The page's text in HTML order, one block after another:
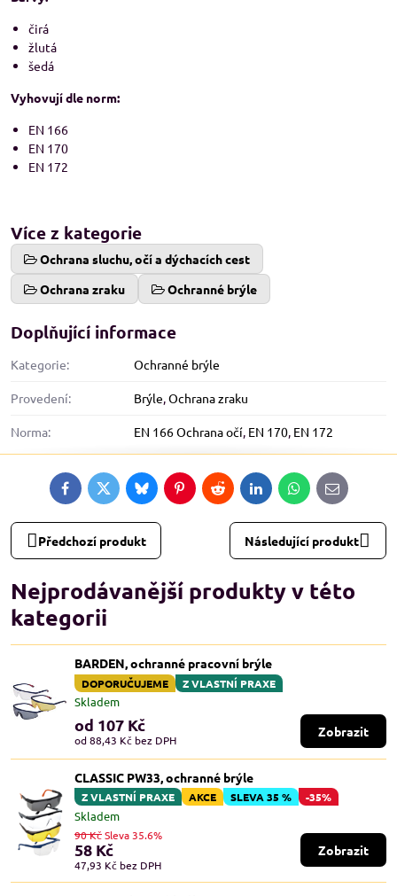
čirá
žlutá
šedá
Vyhovují dle norm:
EN 166
EN 170
EN 172
Více z kategorie
Ochrana sluchu, očí a dýchacích cest
Ochrana zraku
Ochranné brýle
Doplňující informace
Kategorie: Ochranné brýle
Provedení: Brýle,Ochrana zraku
Norma: EN 166 Ochrana očí, EN 170, EN 172
FacebookTwitterBlueskyPinterestRedditLinkedInWhatsApp
E-
mail
Předchozí produkt Následující produkt
Nejprodávanější produkty v této
kategorii
BARDEN, ochranné pracovní brýle
DOPORUČUJEME Z VLASTNÍ PRAXE
Skladem
od 107 Kč
od 88,43 Kč bez DPH
Zobrazit
CLASSIC PW33, ochranné brýle
Z VLASTNÍ PRAXE AKCE SLEVA 35 % -35%
Skladem
58 Kč
47,93 Kč bez DPH
90 KčSleva 35.6%
Zobrazit